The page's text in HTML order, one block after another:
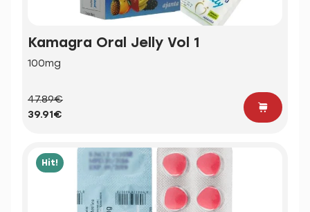
Kamagra Oral Jelly Vol 1
100mg
47.89€
39.91€
Hit!